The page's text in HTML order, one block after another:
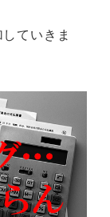
ていきま